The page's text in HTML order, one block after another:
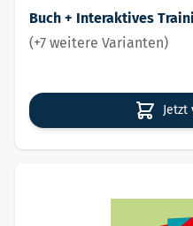
Buch + Interaktives
(+7 weitere Varianten)